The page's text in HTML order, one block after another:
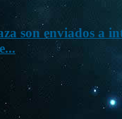
son enviados a